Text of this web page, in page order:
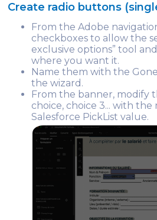
Create radio buttons
From the Adobe
checkboxes to allow the
exclusive options” tool
where you want it.
Name them with the
the wizard.
From the banner, modify
choice, choice 3... with
Salesforce PickList value.